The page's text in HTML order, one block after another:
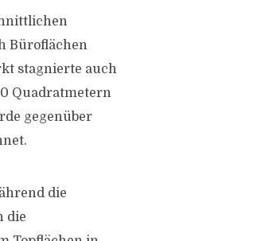
Büroflächen
stagnierte auch
Quadratmetern
gegenüber
die
die